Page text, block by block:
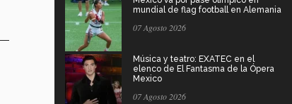
mundial de flag football en Alemania
07 Agosto 2026
Música y teatro: EXATEC en el
elenco de El Fantasma de la Ópera
Mexico
07 Agosto 2026